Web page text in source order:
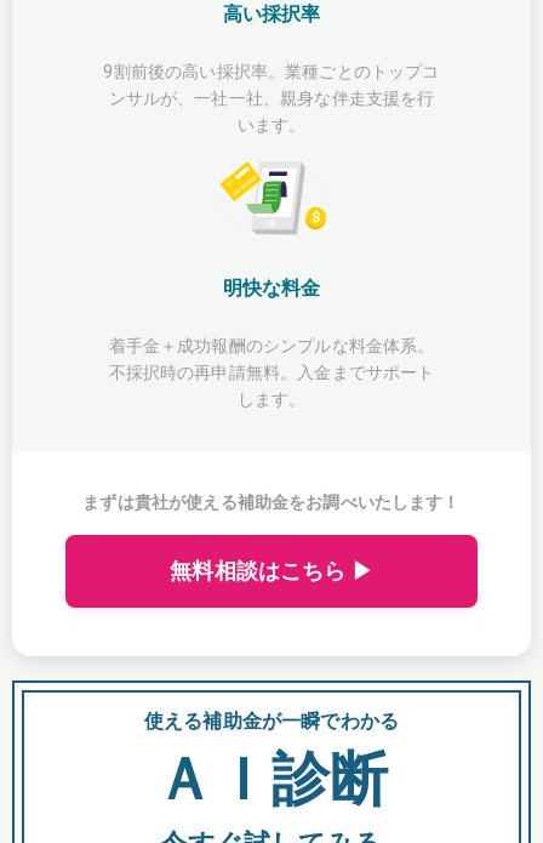
高い採択率
9割前後の高い採択率。業種ごとのトップコ
ンサルが、一社一社、親身な伴走支援を行
います。
明快な料金
着手金＋成功報酬のシンプルな料金体系。
不採択時の再申請無料。入金までサポート
します。
まずは貴社が使える補助金をお調べいたします！
無料相談はこちら ▶
使える補助金が一瞬でわかる
ＡＩ診断